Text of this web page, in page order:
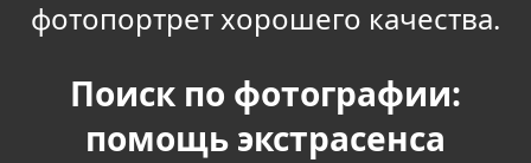
фотопортрет хорошего качества.
Поиск по фотографии:
помощь экстрасенса